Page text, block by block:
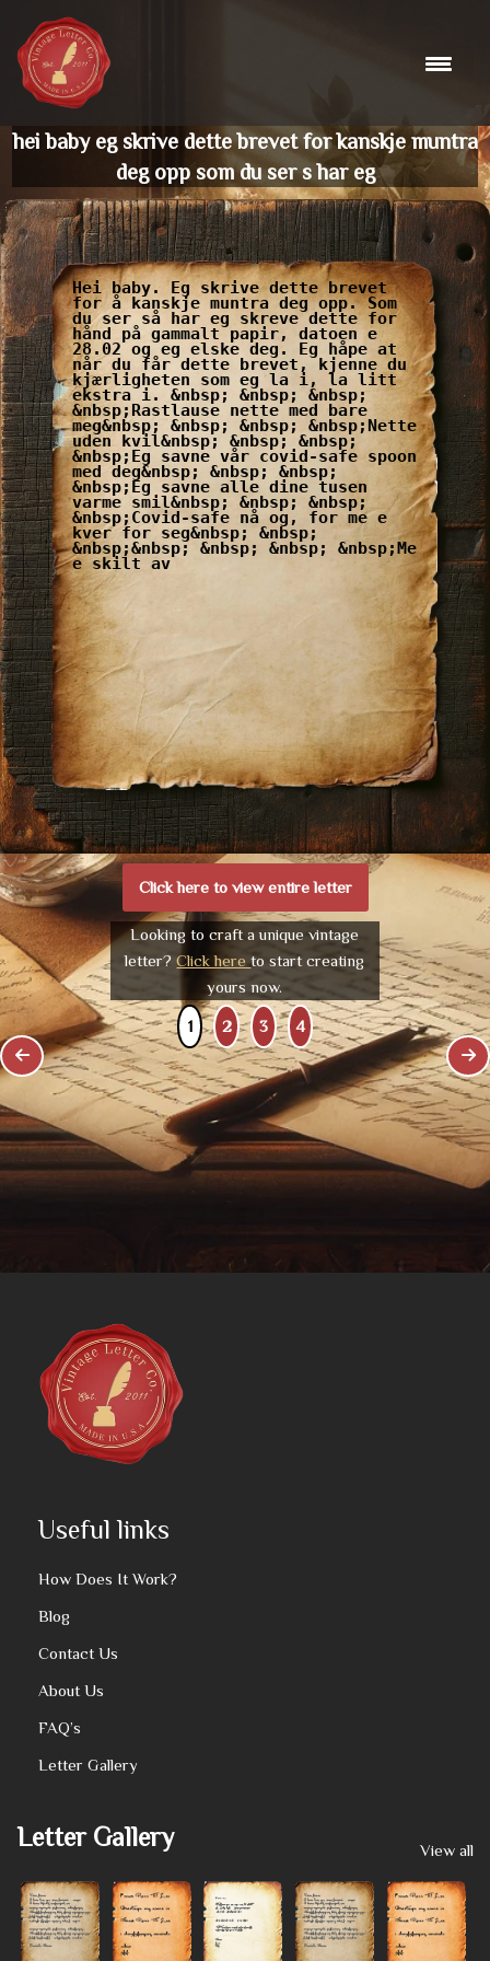
Skip
to
content
hei baby eg skrive dette brevet for kanskje muntra
deg opp som du ser s har eg
Hei baby. Eg skrive dette brevet
for å kanskje muntra deg opp. Som
du ser så har eg skreve dette for
hånd på gammalt papir, datoen e
28.02 og eg elske deg. Eg håpe at
når du får dette brevet, kjenne du
kjærligheten som eg la i, la litt
ekstra i. &nbsp; &nbsp; &nbsp;
&nbsp;Rastlause nette med bare
meg&nbsp; &nbsp; &nbsp; &nbsp;Nette
uden kvil&nbsp; &nbsp; &nbsp;
&nbsp;Eg savne vår covid-safe spoon
med deg&nbsp; &nbsp; &nbsp;
&nbsp;Eg savne alle dine tusen
varme smil&nbsp; &nbsp; &nbsp;
&nbsp;Covid-safe nå og, for me e
kver for seg&nbsp; &nbsp;
&nbsp;&nbsp; &nbsp; &nbsp; &nbsp;Me
e skilt av
Click here to view entire letter
Looking to craft a unique vintage
letter?Click hereto start creating
yours now.
1 2 3 4
Useful links
How Does It Work?
Blog
Contact Us
About Us
FAQ’s
Letter Gallery
Letter Gallery View all